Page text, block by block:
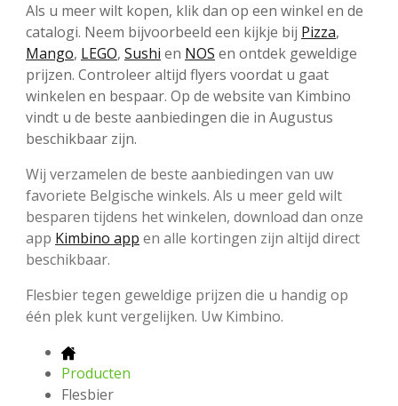
Als u meer wilt kopen, klik dan op een winkel en de
catalogi. Neem bijvoorbeeld een kijkje bij Pizza,
Mango, LEGO, Sushi en NOS en ontdek geweldige
prijzen. Controleer altijd flyers voordat u gaat
winkelen en bespaar. Op de website van Kimbino
vindt u de beste aanbiedingen die in Augustus
beschikbaar zijn.
Wij verzamelen de beste aanbiedingen van uw
favoriete Belgische winkels. Als u meer geld wilt
besparen tijdens het winkelen, download dan onze
app Kimbino app en alle kortingen zijn altijd direct
beschikbaar.
Flesbier tegen geweldige prijzen die u handig op
één plek kunt vergelijken. Uw Kimbino.
Producten
Flesbier